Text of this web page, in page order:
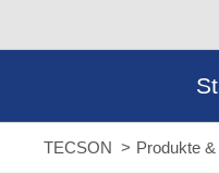
TECSON Produkte